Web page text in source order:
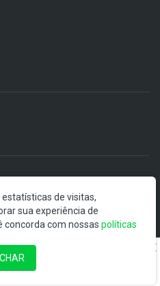
de cunho jornalístico, que
da informação. Nossas
como boletins
e não como uma
de visitas,
sua experiência de
concorda com nossas políticas